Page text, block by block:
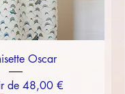
Oscar
de 48,00 €